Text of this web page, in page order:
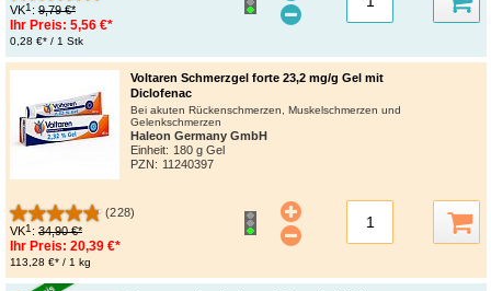
VK1 : 9,79 €*
Ihr Preis: 5,56 €*
0,28 €* / 1 Stk
Voltaren Schmerzgel forte 23,2 mg/g Gel mit
Diclofenac
Bei akuten Rückenschmerzen, Muskelschmerzen und
Gelenkschmerzen
Haleon Germany GmbH
Einheit: 180 g Gel
PZN: 11240397
(228)
VK1 : 34,90 €*
Ihr Preis: 20,39 €*
113,28 €* / 1 kg